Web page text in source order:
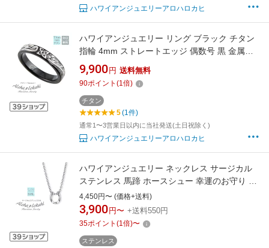
ハワイアンジュエリーアロハロカヒ
ハワイアンジュエリー リング ブラック チタン
指輪 4mm ストレートエッジ 偶数号 黒 金属ア
レルギー対応 大人 シンプル アクセサリー アロ
ハロカヒ ブランド 【誕生日記念日】 父の日 ギ
フト プレゼント
9,900 円 送料無料
90ポイント (1倍)
チタン
5(1件)
通常1〜3営業日以内に当社発送(土日祝除く)
ハワイアンジュエリーアロハロカヒ
ハワイアンジュエリー ネックレス サージカル
ステンレス 馬蹄 ホースシュー 幸運のお守り ツ
イスト ひねり ラッキー 金属アレルギー対応 シ
ンプル 人気 つけっぱなし 錆びない アロハロカ
ヒ ブランド 【誕生日記念日】 父の日 ギフト プ
4,450円〜 (価格+送料)
3,900 円〜 +送料550円
35ポイント (1倍)〜
ステンレス